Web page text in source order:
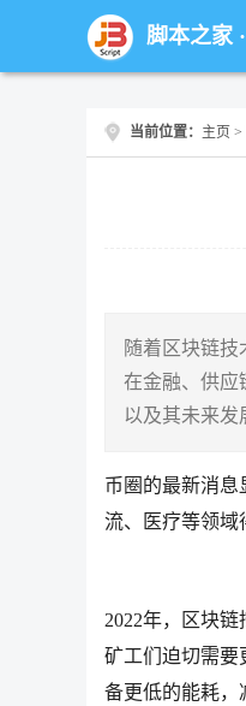
脚本之家·
当前位置： 主页 >
随着区块链
在金融、供应
以及其未来发
币圈的最新消
流、医疗等领域
2022年，区块
矿工们迫切需要
备更低的能耗，